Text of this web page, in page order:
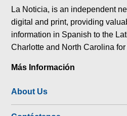
La Noticia, is an independent
digital and print, providing
information in Spanish to the
Charlotte and North Carolina
Más Información
About Us